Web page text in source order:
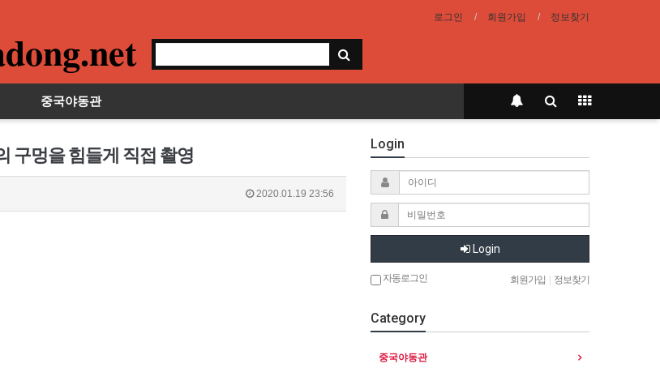
로그인 회원가입 정보찾기
중국야동관
구멍을 힘들게 직접 촬영
2020.01.19 23:56
Login
Login
자동로그인 회원가입 정보찾기
Category
중국야동관